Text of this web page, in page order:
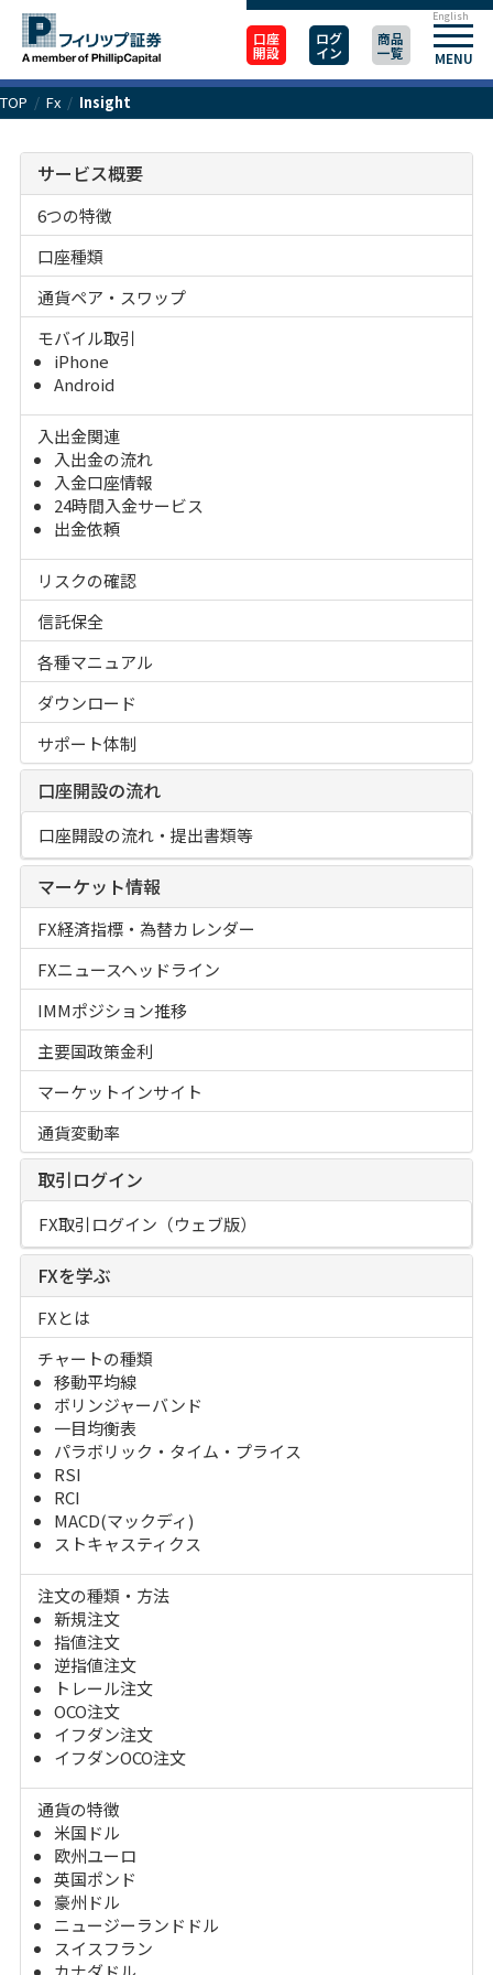
口座
開設
ログ
イン
商品
一覧 MENU
English
TOP / Fx / Insight
サービス概要
6つの特徴
口座種類
通貨ペア・スワップ
モバイル取引
iPhone
Android
入出金関連
入出金の流れ
入金口座情報
24時間入金サービス
出金依頼
リスクの確認
信託保全
各種マニュアル
ダウンロード
サポート体制
口座開設の流れ
口座開設の流れ・提出書類等
マーケット情報
FX経済指標・為替カレンダー
FXニュースヘッドライン
IMMポジション推移
主要国政策金利
マーケットインサイト
通貨変動率
取引ログイン
FX取引ログイン（ウェブ版）
FXを学ぶ
FXとは
チャートの種類
移動平均線
ボリンジャーバンド
一目均衡表
パラボリック・タイム・プライス
RSI
RCI
MACD(マックディ)
ストキャスティクス
注文の種類・方法
新規注文
指値注文
逆指値注文
トレール注文
OCO注文
イフダン注文
イフダンOCO注文
通貨の特徴
米国ドル
欧州ユーロ
英国ポンド
豪州ドル
ニュージーランドドル
スイスフラン